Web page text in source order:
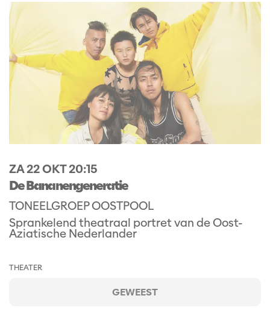
De Bananengeneratie
TONEELGROEP OOSTPOOL
ZA 22 OKT20:15
Sprankelend theatraal portret van de Oost-
Aziatische Nederlander
THEATER
GEWEEST